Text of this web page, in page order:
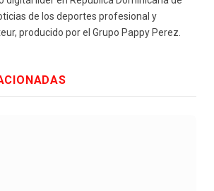
de los deportes profesional y
producido por el Grupo Pappy Perez.